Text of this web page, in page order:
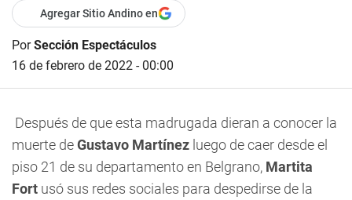
Agregar Sitio Andino en
PorSección Espectáculos
16 de febrero de 2022 - 00:00
Después de que esta madrugada dieran a conocer la
muerte deGustavo Martínez luego de caer desde el
piso 21 de su departamento en Belgrano, Martita
Fort usó sus redes sociales para despedirse de la